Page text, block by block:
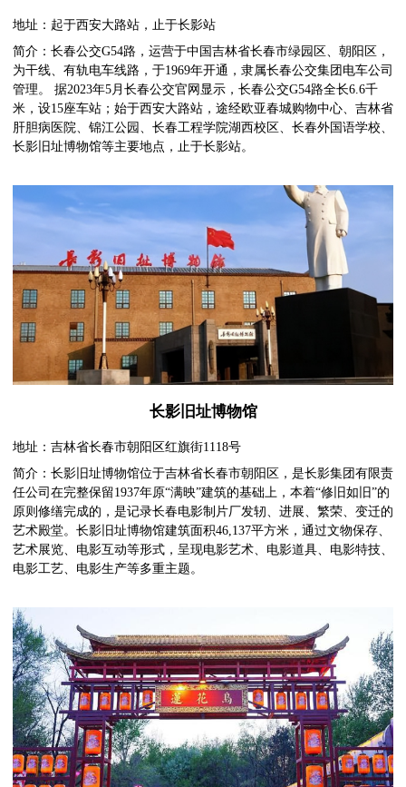
地址：起于西安大路站，止于长影站
简介：长春公交G54路，运营于中国吉林省长春市绿园区、朝阳区，
为干线、有轨电车线路，于1969年开通，隶属长春公交集团电车公司
管理。 据2023年5月长春公交官网显示，长春公交G54路全长6.6千
米，设15座车站；始于西安大路站，途经欧亚春城购物中心、吉林省
肝胆病医院、锦江公园、长春工程学院湖西校区、长春外国语学校、
长影旧址博物馆等主要地点，止于长影站。
长影旧址博物馆
地址：吉林省长春市朝阳区红旗街1118号
简介：长影旧址博物馆位于吉林省长春市朝阳区，是长影集团有限责
任公司在完整保留1937年原“满映”建筑的基础上，本着“修旧如旧”的
原则修缮完成的，是记录长春电影制片厂发轫、进展、繁荣、变迁的
艺术殿堂。长影旧址博物馆建筑面积46,137平方米，通过文物保存、
艺术展览、电影互动等形式，呈现电影艺术、电影道具、电影特技、
电影工艺、电影生产等多重主题。